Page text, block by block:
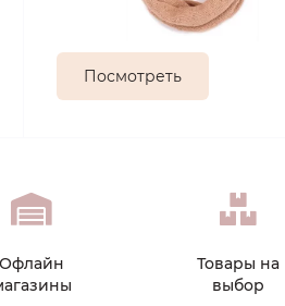
Посмотреть
Офлайн
Товары на
выбор